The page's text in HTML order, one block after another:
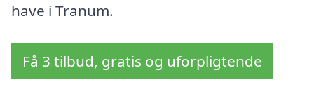
have i Tranum.
Få 3 tilbud, gratis og uforpligtende